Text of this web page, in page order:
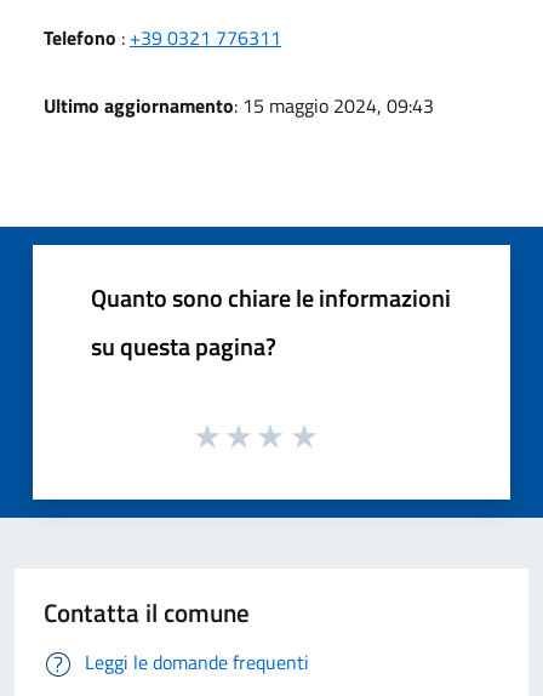
Telefono : +39 0321 776311
Ultimo aggiornamento: 15 maggio 2024, 09:43
Quanto sono chiare le informazioni
su questa pagina?
Contatta il comune
Leggi le domande frequenti